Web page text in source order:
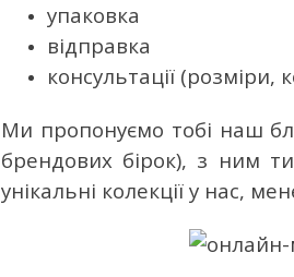
упаковка
відправка
консультації (розміри,
Ми пропонуємо тобі наш
брендових бірок), з ним
унікальні колекції у нас,